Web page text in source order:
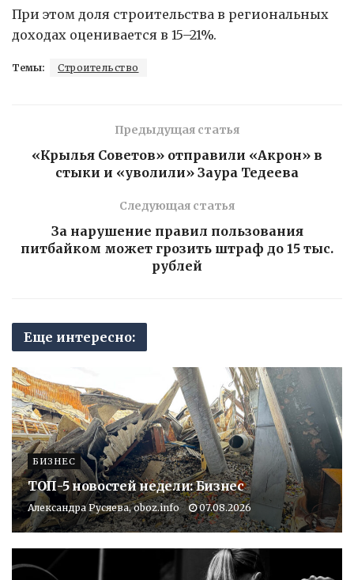
При этом доля строительства в региональных
доходах оценивается в 15–21%.
Темы: Строительство
Предыдущая статья
«Крылья Советов» отправили «Акрон» в
стыки и «уволили» Заура Тедеева
Следующая статья
За нарушение правил пользования
питбайком может грозить штраф до 15 тыс.
рублей
Еще интересно:
БИЗНЕС
ТОП-5 новостей недели: Бизнес
Александра Русяева, oboz.info 07.08.2026